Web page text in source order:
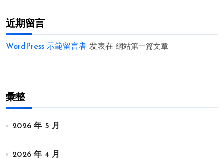
近期留言
WordPress 示範留言者 发表在 網站第一篇文章
彙整
2026 年 5 月
2026 年 4 月